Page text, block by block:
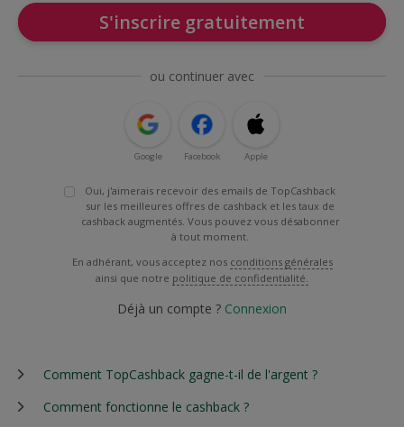
S'inscrire gratuitement
ou continuer avec
Google Facebook Apple
Oui, j'aimerais recevoir des emails de TopCashback
sur les meilleures offres de cashback et les taux de
cashback augmentés. Vous pouvez vous désabonner
à tout moment.
En adhérant, vous acceptez nos conditions générales
ainsi que notre politique de confidentialité.
Déjà un compte ? Connexion
Comment TopCashback gagne-t-il de l'argent ?
Comment fonctionne le cashback ?